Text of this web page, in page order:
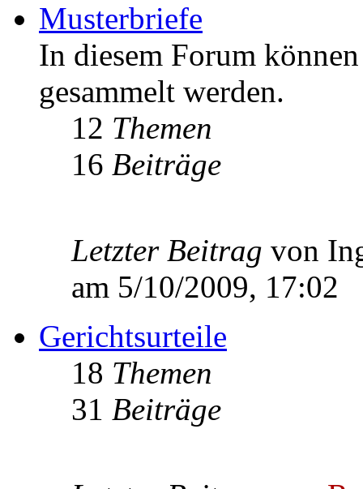
Musterbriefe
In diesem Forum
gesammelt werden.
12 Themen
16 Beiträge
Letzter Beitrag von
am 5/10/2009, 17:02
Gerichtsurteile
18 Themen
31 Beiträge